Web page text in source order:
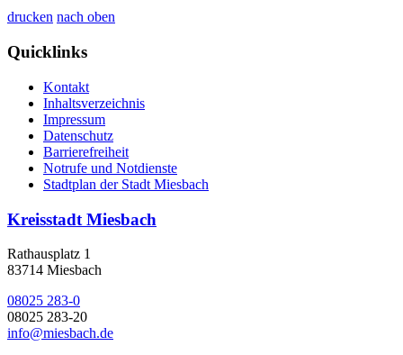
drucken nach oben
Quicklinks
Kontakt
Inhaltsverzeichnis
Impressum
Datenschutz
Barrierefreiheit
Notrufe und Notdienste
Stadtplan der Stadt Miesbach
Kreisstadt Miesbach
Rathausplatz 1
83714 Miesbach
08025 283-0
08025 283-20
info@miesbach.de